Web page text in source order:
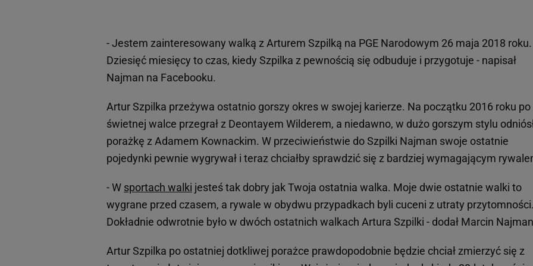
- Jestem zainteresowany walką z Arturem Szpilką na PGE Narodowym 26 maja 2018 roku.
Dziesięć miesięcy to czas, kiedy Szpilka z pewnością się odbuduje i przygotuje - napisał
Najman na Facebooku.
Artur Szpilka przeżywa ostatnio gorszy okres w swojej karierze. Na początku 2016 roku po
świetnej walce przegrał z Deontayem Wilderem, a niedawno, w dużo gorszym stylu
porażkę z Adamem Kownackim. W przeciwieństwie do Szpilki Najman swoje ostatnie
pojedynki pewnie wygrywał i teraz chciałby sprawdzić się z bardziej wymagającym
- W sportach walki jesteś tak dobry jak Twoja ostatnia walka. Moje dwie ostatnie walki to
wygrane przed czasem, a rywale w obydwu przypadkach byli cuceni z utraty przytomności.
Dokładnie odwrotnie było w dwóch ostatnich walkach Artura Szpilki - dodał Marcin
Artur Szpilka po ostatniej dotkliwej porażce prawdopodobnie będzie chciał zmierzyć się z